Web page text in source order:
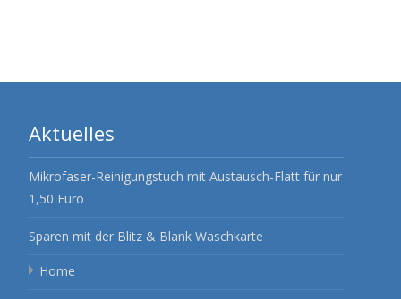
Aktuelles
Mikrofaser-Reinigungstuch mit Austausch-Flatt für nur
1,50 Euro
Sparen mit der Blitz & Blank Waschkarte
Home